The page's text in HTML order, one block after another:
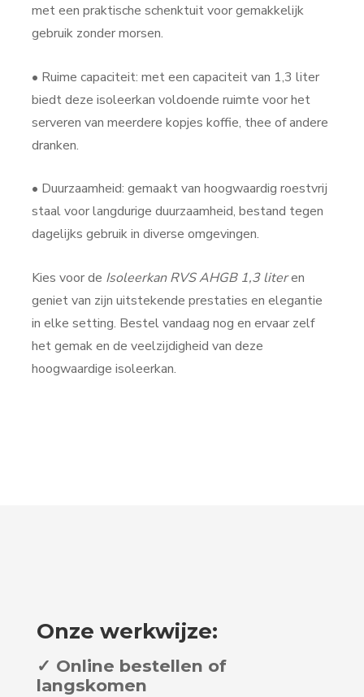
met een praktische schenktuit voor gemakkelijk
gebruik zonder morsen.
• Ruime capaciteit: met een capaciteit van 1,3 liter
biedt deze isoleerkan voldoende ruimte voor het
serveren van meerdere kopjes koffie, thee of andere
dranken.
• Duurzaamheid: gemaakt van hoogwaardig roestvrij
staal voor langdurige duurzaamheid, bestand tegen
dagelijks gebruik in diverse omgevingen.
Kies voor de Isoleerkan RVS AHGB 1,3 literen
geniet van zijn uitstekende prestaties en elegantie
in elke setting. Bestel vandaag nog en ervaar zelf
het gemak en de veelzijdigheid van deze
hoogwaardige isoleerkan.
Onze werkwijze:
✓ Online bestellen of
langskomen